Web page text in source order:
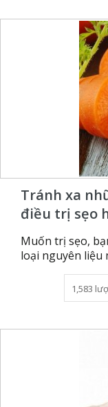
Tránh xa
điều trị sẹo
Muốn trị sẹo,
loại nguyên liệu
1,583